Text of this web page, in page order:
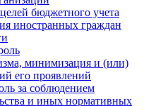
бюджетного учета
иностранных граждан
минимизация и (или)
его проявлений
за соблюдением
и иных нормативных